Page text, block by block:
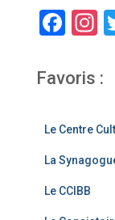
F
c
b
o
o
k
a
a
Favoris :
Le Centre
La
Le CCIBB